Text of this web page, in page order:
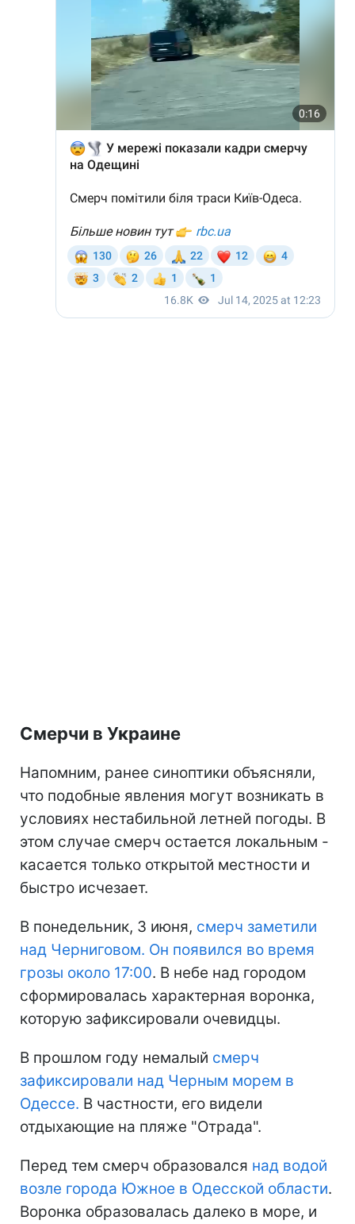
Смерчи в Украине
Напомним, ранее синоптики объясняли,
что подобные явления могут возникать в
условиях нестабильной летней погоды. В
этом случае смерч остается локальным -
касается только открытой местности и
быстро исчезает.
В понедельник, 3 июня, смерч заметили
над Черниговом. Он появился во время
грозы около 17:00. В небе над городом
сформировалась характерная воронка,
которую зафиксировали очевидцы.
В прошлом году немалый смерч
зафиксировали над Черным морем в
Одессе. В частности, его видели
отдыхающие на пляже "Отрада".
Перед тем смерч образовался над водой
возле города Южное в Одесской области.
Воронка образовалась далеко в море, и